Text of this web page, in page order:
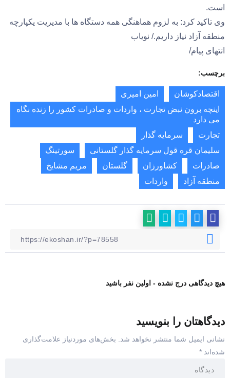
است.
وی تاکید کرد: به لزوم هماهنگی همه دستگاه ها با مدیریت یکپارچه
منطقه آزاد نیاز داریم./ نویاب
انتهای پیام/
برچسب:
اقتصادکوشان
امین امیری
اینچه برون نبض تجارت ، واردات و صادرات کشور را زنده نگاه
می دارد
تجارت
سرمایه گذار
سلیمان قره قول سرمایه گذار گلستانی
سورتینگ
صادرات
کشاورزان گلستان
مریم مشایخ
منطقه آزاد
واردات
هیچ دیدگاهی درج نشده - اولین نفر باشید
دیدگاهتان را بنویسید
نشانی ایمیل شما منتشر نخواهد شد.
بخش‌های موردنیاز علامت‌گذاری
شده‌اند *